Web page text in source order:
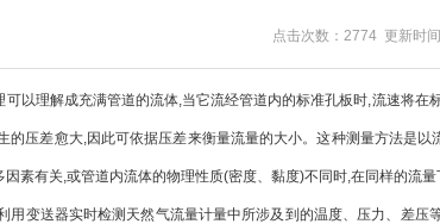
点击次数：2774 更新时
可以理解成充满管道的流体,当它流经管道内的标准孔板时,流速将
的压差愈大,因此可依据压差来衡量流量的大小。这种测量方法是
素有关,或管道内流体的物理性质(密度、黏度)不同时,在同样的流量
变送器实时检测天然气流量计量中所涉及到的温度、压力、差压